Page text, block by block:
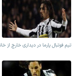
تیم فوتبال پارما در دیداری خارج از